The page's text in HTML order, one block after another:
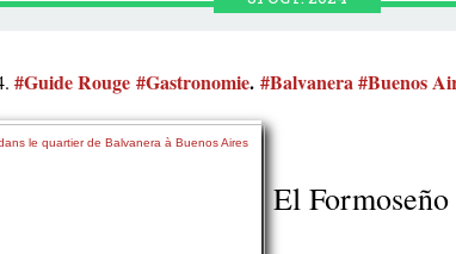
#Guide Rouge #Gastronomie. #Balvanera#Buenos
El Formoseño